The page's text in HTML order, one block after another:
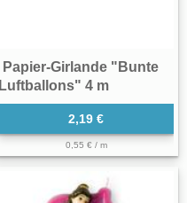
Papier-Girlande "Bunte
Luftballons" 4 m
2,19 €
0,55 € / m